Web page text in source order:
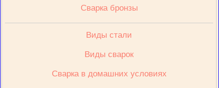
Сварка бронзы
Виды стали
Виды сварок
Сварка в домашних условиях